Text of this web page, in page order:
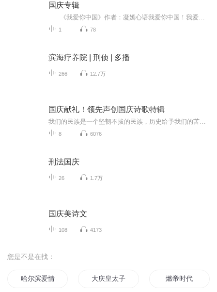
国庆专辑
1 78
滨海疗养院 | 刑侦 | 多播
266 12.7万
国庆献礼！领先声创国庆诗歌特辑
8 6076
刑法国庆
26 1.7万
国庆美诗文
108 4173
您是不是在找：
哈尔滨爱情故事 大庆皇太子 燃帝时代